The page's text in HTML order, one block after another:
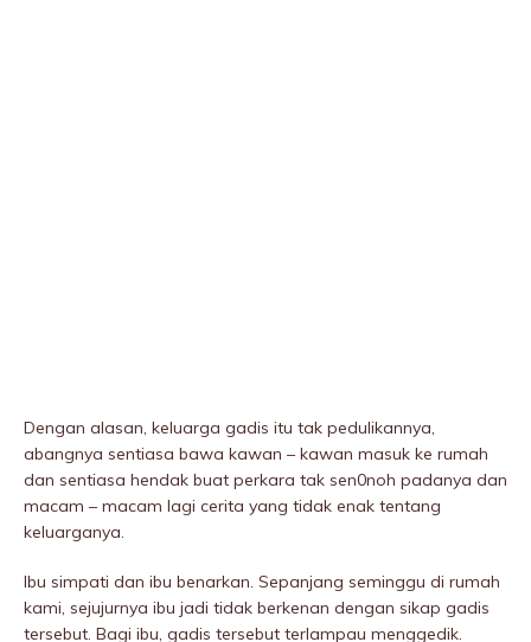
Dengan alasan, keluarga gadis itu tak pedulikannya,
abangnya sentiasa bawa kawan – kawan masuk ke rumah
dan sentiasa hendak buat perkara tak sen0noh padanya dan
macam – macam lagi cerita yang tidak enak tentang
keluarganya.
Ibu simpati dan ibu benarkan. Sepanjang seminggu di rumah
kami, sejujurnya ibu jadi tidak berkenan dengan sikap gadis
tersebut. Bagi ibu, gadis tersebut terIampau menggedik.